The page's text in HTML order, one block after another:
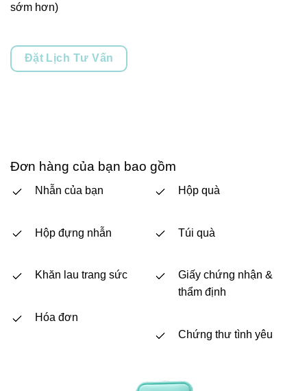
sớm hơn)
Đặt Lịch Tư Vấn
Đơn hàng của bạn bao gồm
Nhẫn của bạn
Hộp đựng nhẫn
Khăn lau trang sức
Hóa đơn
Hộp quà
Túi quà
Giấy chứng nhận &
thẩm định
Chứng thư tình yêu